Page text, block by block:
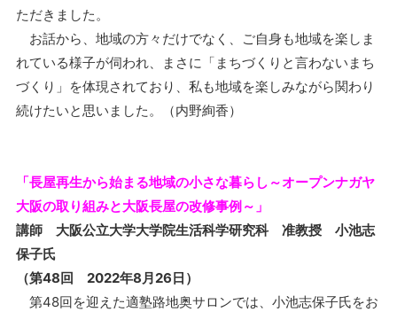
ただきました。
お話から、地域の方々だけでなく、ご自身も地域を楽しま
れている様子が伺われ、まさに「まちづくりと言わないまち
づくり」を体現されており、私も地域を楽しみながら関わり
続けたいと思いました。（内野絢香）
「長屋再生から始まる地域の小さな暮らし～オープンナガヤ
大阪の取り組みと大阪長屋の改修事例～」
講師 大阪公立大学大学院生活科学研究科 准教授 小池志
保子氏
（第48回 2022年8月26日）
第48回を迎えた適塾路地奥サロンでは、小池志保子氏をお